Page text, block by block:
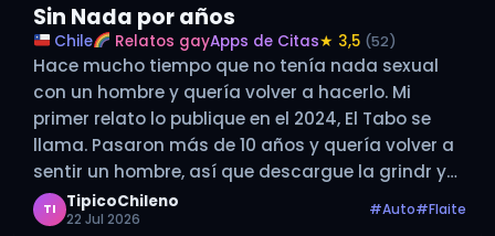
Sin Nada por años
Chile Relatos gayApps de Citas★ 3,5 (52)
Hace mucho tiempo que no tenía nada sexual
con un hombre y quería volver a hacerlo. Mi
primer relato lo publique en el 2024, El Tabo se
llama. Pasaron más de 10 años y quería volver a
sentir un hombre, así que descargue la grindr y
comencé a buscar, demoré…
TI TipicoChileno
22 Jul 2026
#Auto#Flaite